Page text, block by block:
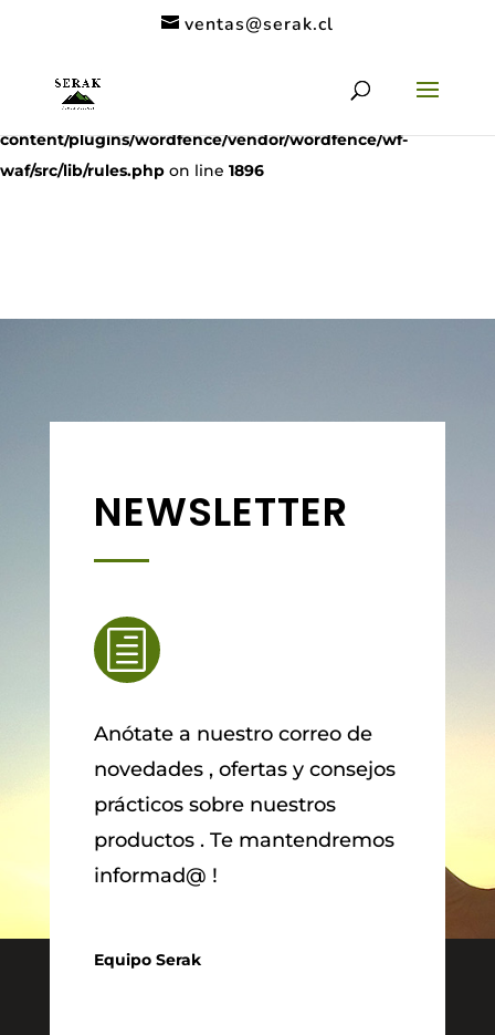
($subject) of type array|string is deprecated in
/home/clients/11c6de9a53a49962a9f838dac1be5068/serak.cl/
content/plugins/wordfence/vendor/wordfence/wf-
waf/src/lib/rules.php on line 1896
ventas@serak.cl
NEWSLETTER
h
Anótate a nuestro correo de
novedades , ofertas y consejos
prácticos sobre nuestros
productos . Te mantendremos
informad@ !
Equipo Serak